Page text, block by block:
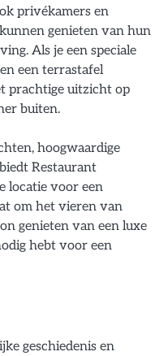
privékamers en
genieten van hun
Als je een speciale
een terrastafel
prachtige uitzicht op
buiten.
hoogwaardige
Restaurant
locatie voor een
om het vieren van
genieten van een luxe
hebt voor een
geschiedenis en